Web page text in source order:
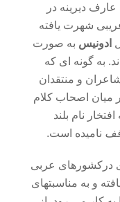
دیرینه در
شهرت یافته
ادونیس به صورت
به گونه ای که
و منتقدان
میان اصحاب کلام
نام بلند
نامیده است.
درکشورهای عربی
و به مناسبتهای